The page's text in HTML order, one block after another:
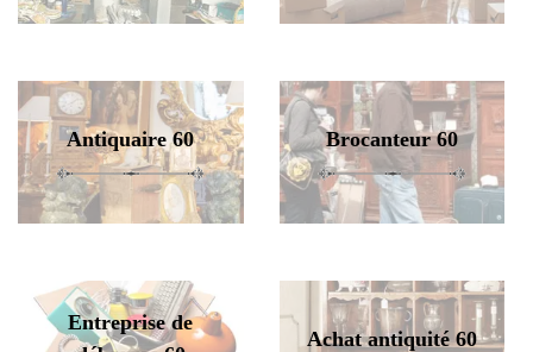
Antiquaire 60 Brocanteur 60
Entreprise de
Achat antiquité 60